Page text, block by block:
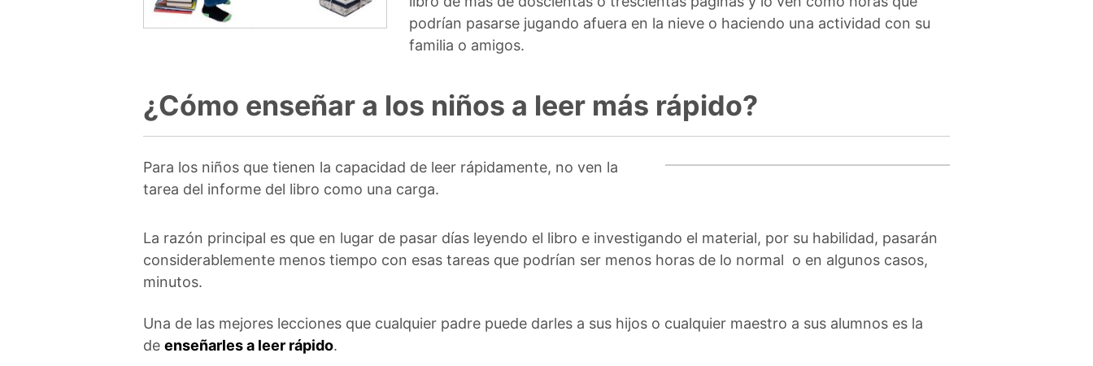
podrían pasarse jugando afuera en la nieve o haciendo una actividad con su
familia o amigos.
¿Cómo enseñar a los niños a leer más rápido?
Para los niños que tienen la capacidad de leer rápidamente, no ven la
tarea del informe del libro como una carga.
La razón principal es que en lugar de pasar días leyendo el libro e investigando el material, por su habilidad, pasarán
considerablemente menos tiempo con esas tareas que podrían ser menos horas de lo normal o en algunos casos,
minutos.
Una de las mejores lecciones que cualquier padre puede darles a sus hijos o cualquier maestro a sus alumnos es la
de enseñarles a leer rápido.